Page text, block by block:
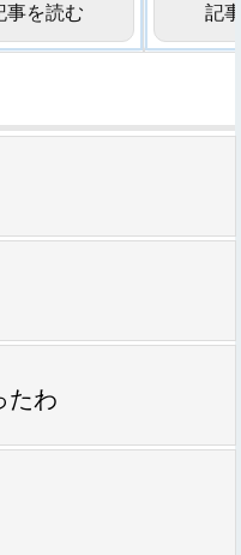
事を読む
記
たわ